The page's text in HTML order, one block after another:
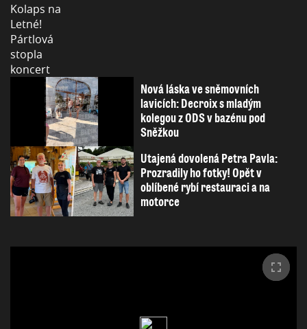
Nová láska ve sněmovních
lavicích: Decroix s mladým
kolegou z ODS v bazénu pod
Sněžkou
Utajená dovolená Petra Pavla:
Prozradily ho fotky! Opět v
oblíbené rybí restauraci a na
motorce